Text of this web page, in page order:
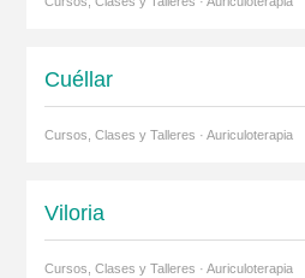
Cuéllar
Cursos, Clases y Talleres · Auriculoterapia
Viloria
Cursos, Clases y Talleres · Auriculoterapia